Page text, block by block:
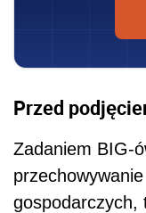
Przed
Zadaniem BIG-
gospodarczych,